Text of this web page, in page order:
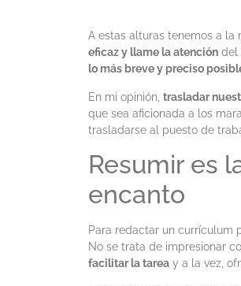
A estas alturas tenemos a la
eficaz y llame la atención del
lo más breve y preciso
En mi opinión, trasladar
que sea aficionada a los
trasladarse al puesto de
Resumir es
encanto
Para redactar un currículum
No se trata de impresionar
facilitar la tarea y a la vez,